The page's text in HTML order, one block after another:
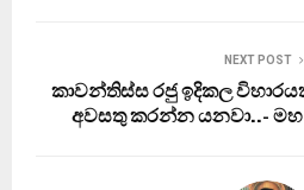
NEXT POST
කාවන්තිස්ස රජු ඉදිකල
අවසතු කරන්න යනවා..-